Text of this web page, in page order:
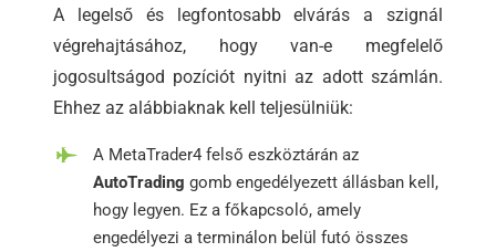
A legelső és legfontosabb elvárás a szignál
végrehajtásához, hogy van-e megfelelő
jogosultságod pozíciót nyitni az adott számlán.
Ehhez az alábbiaknak kell teljesülniük:
A MetaTrader4 felső eszköztárán az
AutoTrading gomb engedélyezett állásban kell,
hogy legyen. Ez a főkapcsoló, amely
engedélyezi a terminálon belül futó összes